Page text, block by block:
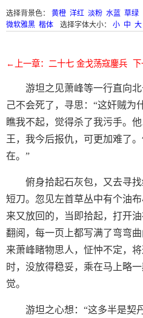
选择背景色： 黄橙 洋红 淡粉 水蓝 草绿
微软雅黑 楷体 选择字体大小： 小 中 大
←上一章：二十七 金戈荡寇鏖兵
游坦之见萧峰等一行直向
己不会死了，寻思：“这奸贼为
瞧我不起，觉得杀了我污手。
王，我今后报仇，可更加难了
在。”
俯身拾起石灰包，又去寻
短刀。忽见左首草丛中有个油
来又放回的，当即拾起，打开
翻阅，每一页上都写满了弯弯
来萧峰睹物思人，怔忡不定，
时，没放得稳妥，乘在马上略
觉。
游坦之心想：“这多半是契